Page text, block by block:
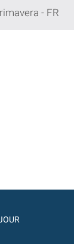
- FR